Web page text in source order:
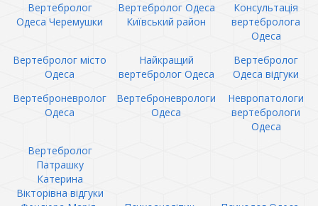
Вертебролог
Одеса Черемушки
Вертебролог Одеса
Київський район
Консультація
вертебролога
Одеса
Вертебролог місто
Одеса
Найкращий
вертебролог Одеса
Вертебролог
Одеса відгуки
Вертеброневролог
Одеса
Вертеброневрологи
Одеса
Невропатологи
вертебрологи
Одеса
Вертебролог
Патрашку
Катерина
Вікторівна відгуки